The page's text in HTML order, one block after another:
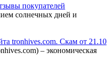
покупателей
солнечных дней и
tronhives.com. Скам от 21.10
– экономическая